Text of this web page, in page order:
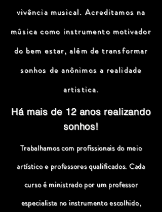
vivência musical. Acreditamos na
música como instrumento motivador
do bem estar, além de transformar
sonhos de anônimos a realidade
artistica.
Há mais de 12 anos realizando
sonhos!
Trabalhamos com profissionais do meio
artístico e professores qualificados. Cada
curso é ministrado por um professor
especialista no instrumento escolhido,